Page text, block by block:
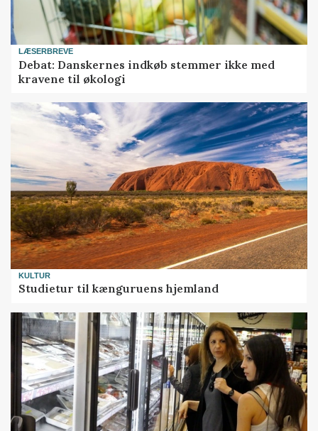
LÆSERBREVE
Debat: Danskernes indkøb stemmer ikke med
kravene til økologi
KULTUR
Studietur til kænguruens hjemland